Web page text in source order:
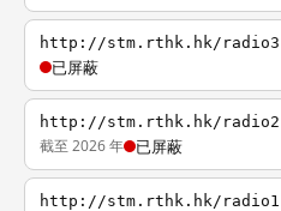
http://stm.rthk.hk/radio3
已屏蔽
http://stm.rthk.hk/radio2
截至 2026 年 已屏蔽
http://stm.rthk.hk/radio1